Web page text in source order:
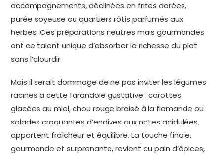
accompagnements, déclinées en frites dorées,
purée soyeuse ou quartiers rôtis parfumés aux
herbes. Ces préparations neutres mais gourmandes
ont ce talent unique d’absorber la richesse du plat
sans l’alourdir.
Mais il serait dommage de ne pas inviter les légumes
racines à cette farandole gustative : carottes
glacées au miel, chou rouge braisé à la flamande ou
salades croquantes d’endives aux notes acidulées,
apportent fraîcheur et équilibre. La touche finale,
gourmande et surprenante, revient au pain d’épices,